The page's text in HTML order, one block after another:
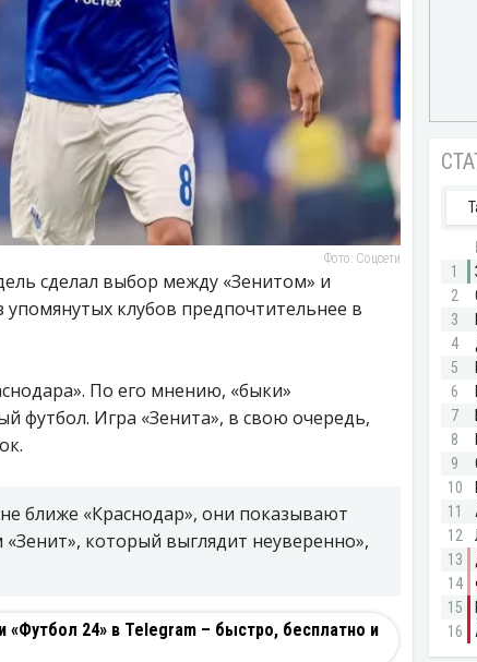
Фото: Соцсети
сделал выбор между «Зенитом» и
клубов предпочтительнее в
По его мнению, «быки»
футбол. Игра «Зенита», в свою очередь,
ближе «Краснодар», они показывают
который выглядит неуверенно»,
24» в Telegram – быстро, бесплатно и